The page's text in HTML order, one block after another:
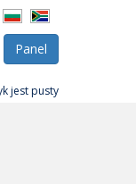
Panel
jest pusty